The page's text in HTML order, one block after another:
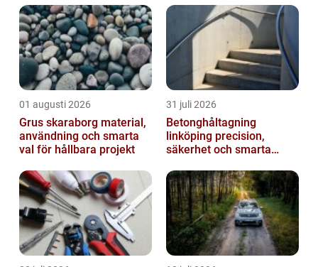
01 augusti 2026
Grus skaraborg material,
användning och smarta
val för hållbara projekt
31 juli 2026
Betonghåltagning
linköping precision,
säkerhet och smarta